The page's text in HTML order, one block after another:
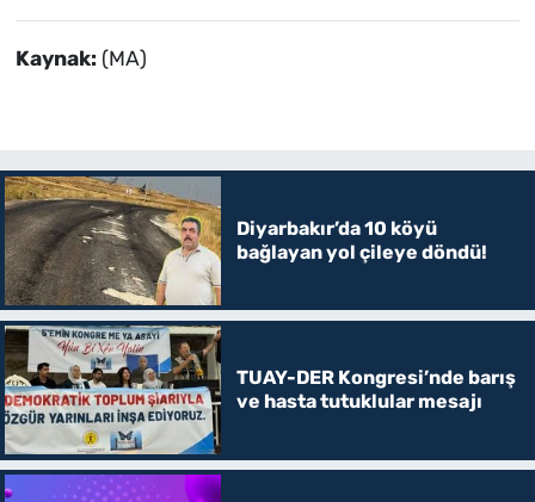
Kaynak: (MA)
Diyarbakır’da 10 köyü
bağlayan yol çileye döndü!
TUAY-DER Kongresi’nde barış
ve hasta tutuklular mesajı